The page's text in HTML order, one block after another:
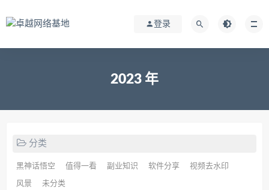
登录
2023 年
分类
黑神话悟空 值得一看 副业知识 软件分享 视频去水印
风景 未分类